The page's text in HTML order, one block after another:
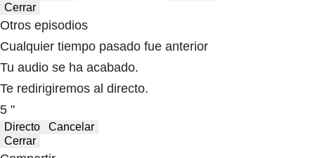
Cerrar
Otros episodios
Cualquier tiempo pasado fue anterior
Tu audio se ha acabado.
Te redirigiremos al directo.
5 "
Directo
Cancelar
Cerrar